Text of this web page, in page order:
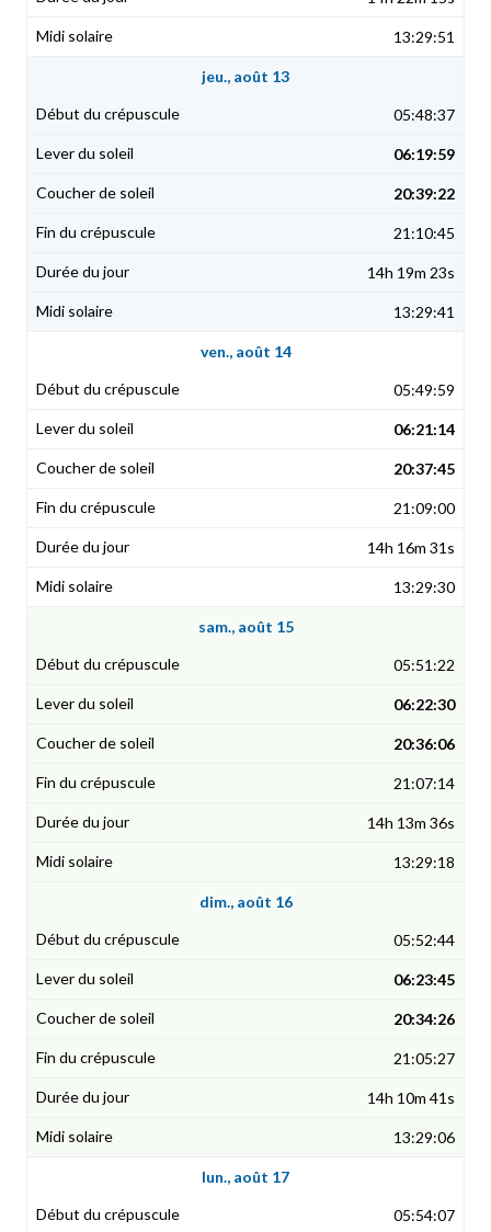
13:29:51
jeu., août 13
05:48:37
06:19:59
20:39:22
21:10:45
14h 19m 23s
13:29:41
ven., août 14
05:49:59
06:21:14
20:37:45
21:09:00
14h 16m 31s
13:29:30
sam., août 15
05:51:22
06:22:30
20:36:06
21:07:14
14h 13m 36s
13:29:18
dim., août 16
05:52:44
06:23:45
20:34:26
21:05:27
14h 10m 41s
13:29:06
lun., août 17
05:54:07